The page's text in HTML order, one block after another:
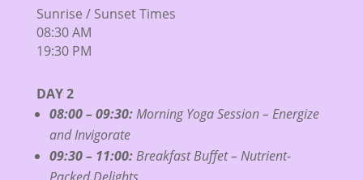
Sunrise / Sunset Times
08:30 AM
19:30 PM
DAY 2
08:00 – 09:30:Morning Yoga Session – Energize
and Invigorate
09:30 – 11:00:Breakfast Buffet – Nutrient-